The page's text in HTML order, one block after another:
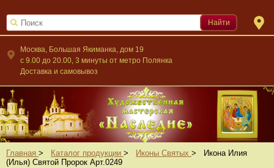
Москва, Большая Якиманка, дом 19
c 9.00 до 20.00, 3 минуты от метро Полянка
Доставка и самовывоз
Найти
Главная > Каталог продукции > Иконы Святых >
Икона Илия
(Илья) Святой Пророк Арт.0249